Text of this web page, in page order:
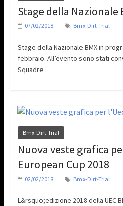
Stage della Nazionale
07/02/2018 Bmx-Dirt-Trial
Stage della Nazionale BMX in
febbraio. All’evento sono stati
Squadre
Bmx-Dirt-Trial
Nuova veste grafica
European Cup 2018
02/02/2018 Bmx-Dirt-Trial
L&rsquo;edizione 2018 della UEC